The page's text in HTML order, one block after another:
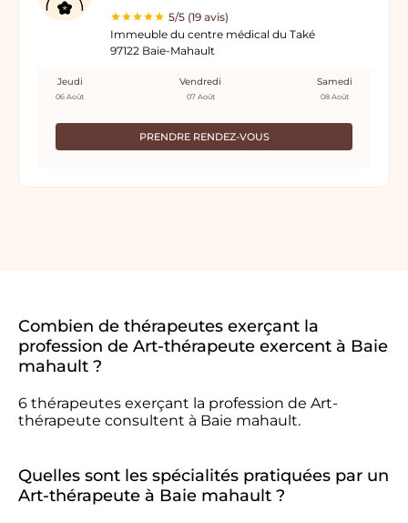
5/5 (19 avis)
Immeuble du centre médical du Také
97122 Baie-Mahault
PRENDRE RENDEZ-VOUS
Jeudi
06 Août
Vendredi
07 Août
Samedi
08 Août
Combien de thérapeutes exerçant la
profession de Art-thérapeute exercent à Baie
mahault ?
6 thérapeutes exerçant la profession de Art-
thérapeute consultent à Baie mahault.
Quelles sont les spécialités pratiquées par un
Art-thérapeute à Baie mahault ?